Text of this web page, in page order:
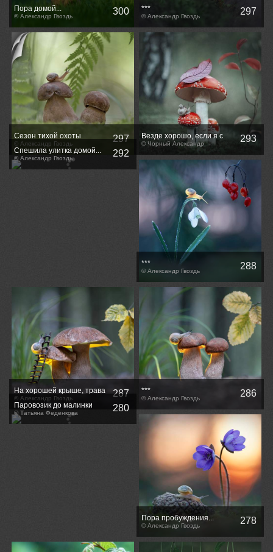
Пора домой...
© Александр Гвоздь 300 ***
© Александр Гвоздь 297
Сезон тихой охоты
© Александр Гвоздь 297
Везде хорошо, если я с
тобой...
© Чорный Александр 293
Спешила улитка домой...
© Александр Гвоздь 292
***
© Александр Гвоздь 288
На хорошей крыше, трава
не растет...
© Александр Гвоздь 287 ***
© Александр Гвоздь 286
Паровозик до малинки
отправляется, пристегните
ремни)
© Татьяна Феденкова 280
Пора пробуждения...
© Александр Гвоздь 278